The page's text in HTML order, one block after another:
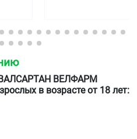
ВАЛСАРТАН ВЕЛФАРМ
в возрасте от 18 лет:
давления
сердечной